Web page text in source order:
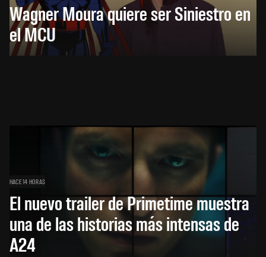
Wagner Moura quiere ser Siniestro en
el MCU
HACE 14 HORAS
El nuevo trailer de Primetime muestra
una de las historias más intensas de
A24